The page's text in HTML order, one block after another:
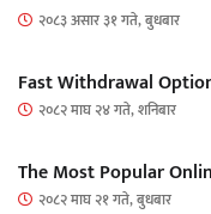
२०८३ असार ३१ गते, बुधबार
Fast Withdrawal
२०८२ माघ २४ गते, शनिबार
The Most Popular
२०८२ माघ २१ गते, बुधबार